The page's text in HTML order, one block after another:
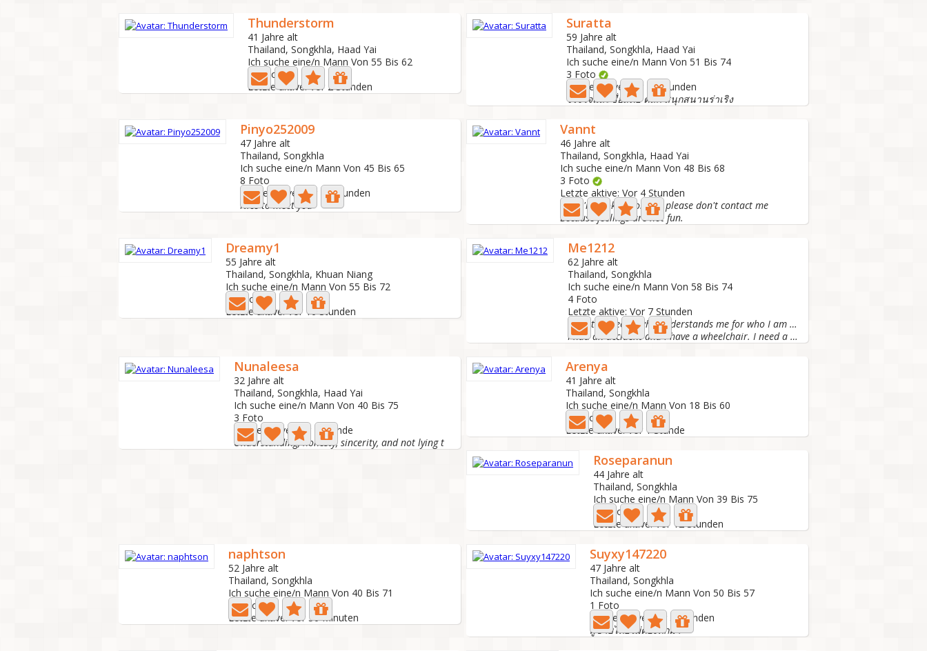
Thunderstorm
41 Jahre alt
Thailand, Songkhla, Haad Yai
Ich suche eine/n Mann Von 55 Bis 62
1 Foto
Letzte aktive: Vor 2 Stunden
Suratta
59 Jahre alt
Thailand, Songkhla, Haad Yai
Ich suche eine/n Mann Von 51 Bis 74
3 Foto
Letzte aktive: Vor 12 Stunden
จริงใจและซื่อสัตย์ ตลก สนุกสนานร่าเริง
Pinyo252009
47 Jahre alt
Thailand, Songkhla
Ich suche eine/n Mann Von 45 Bis 65
8 Foto
Letzte aktive: Vor 11 Stunden
Nice to meet you
Vannt
46 Jahre alt
Thailand, Songkhla, Haad Yai
Ich suche eine/n Mann Von 48 Bis 68
3 Foto
Letzte aktive: Vor 4 Stunden
If you're looking for fun, please don't contact me
Because feelings are not fun.
Dreamy1
55 Jahre alt
Thailand, Songkhla, Khuan Niang
Ich suche eine/n Mann Von 55 Bis 72
2 Foto
Letzte aktive: Vor 10 Stunden
Me1212
62 Jahre alt
Thailand, Songkhla
Ich suche eine/n Mann Von 58 Bis 74
4 Foto
Letzte aktive: Vor 7 Stunden
I want someone who understands me for who I am and
I had an accident and I have a wheelchair. I need a man...
Nunaleesa
32 Jahre alt
Thailand, Songkhla, Haad Yai
Ich suche eine/n Mann Von 40 Bis 75
3 Foto
Letzte aktive: Vor 1 Stunde
Understanding, honesty, sincerity, and not lying t
Arenya
41 Jahre alt
Thailand, Songkhla
Ich suche eine/n Mann Von 18 Bis 60
5 Foto
Letzte aktive: Vor 1 Stunde
Roseparanun
44 Jahre alt
Thailand, Songkhla
Ich suche eine/n Mann Von 39 Bis 75
0 Foto
Letzte aktive: Vor 12 Stunden
naphtson
52 Jahre alt
Thailand, Songkhla
Ich suche eine/n Mann Von 40 Bis 71
8 Foto
Letzte aktive: Vor 50 Minuten
Suyxy147220
47 Jahre alt
Thailand, Songkhla
Ich suche eine/n Mann Von 50 Bis 57
1 Foto
Letzte aktive: Vor 5 Stunden
ผู้ชายไทยไม่ต้องทักมา